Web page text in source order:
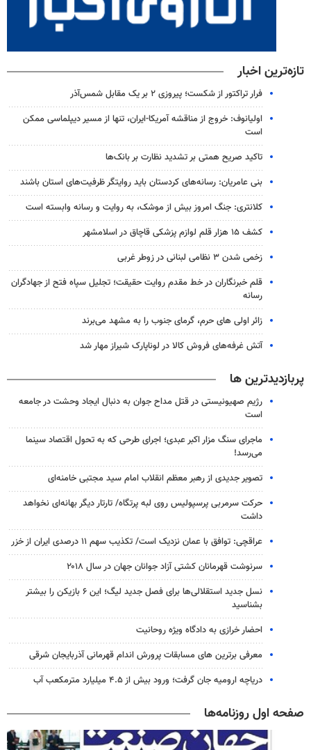
تازه‌ترین اخبار
فرار تراکتور از شکست؛ پیروزی ۲ بر یک مقابل شمس‌آذر
اولیانوف: خروج از مناقشه آمریکا-ایران، تنها از مسیر دیپلماسی ممکن
است
تاکید صریح همتی بر تشدید نظارت بر بانک‌ها
بنی عامریان: رسانه‌های کردستان باید روایتگر ظرفیت‌های استان باشند
کلانتری: جنگ امروز بیش از موشک، به روایت و رسانه وابسته است
کشف ۱۵ هزار قلم لوازم پزشکی قاچاق در اسلامشهر
زخمی شدن ۳ نظامی لبنانی در زوطر غربی
قلم خبرنگاران در خط مقدم روایت حقیقت؛ تجلیل سپاه فتح از جهادگران
رسانه
زائر اولی های حرم، گرمای جنوب را به مشهد می‌برند
آتش غرفه‌های فروش کالا در لوناپارک شیراز مهار شد
پربازدیدترین ها
رژیم صهیونیستی در قتل مداح جوان به دنبال ایجاد وحشت در جامعه
است
ماجرای سنگ مزار اکبر عبدی؛ اجرای طرحی که به تحول اقتصاد سینما
می‌رسد!
تصویر جدیدی از رهبر معظم انقلاب امام سید مجتبی خامنه‌ای
حرکت سرمربی پرسپولیس روی لبه پرتگاه/ تارتار دیگر بهانه‌ای نخواهد
داشت
عراقچی: توافق با عمان نزدیک است/ تکذیب سهم ۱۱ درصدی ایران از خزر
سرنوشت قهرمانان کشتی آزاد جوانان جهان در سال ۲۰۱۸
نسل جدید استقلالی‌ها برای فصل جدید لیگ؛ این ۶ بازیکن را بیشتر
بشناسید
احضار خرازی به دادگاه ویژه روحانیت
معرفی برترین های مسابقات پرورش اندام قهرمانی آذربایجان شرقی
دریاچه ارومیه جان گرفت؛ ورود بیش از ۴.۵ میلیارد مترمکعب آب
صفحه اول روزنامه‌ها